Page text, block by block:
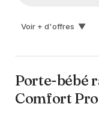
Voir + d'offres ▼
Porte-bébé
Comfort Pro